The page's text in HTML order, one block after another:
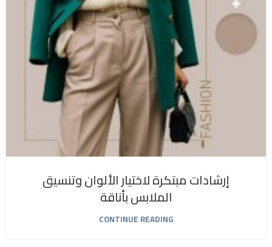
إرشادات مبتكرة لاختيار الألوان وتنسيق
الملابس بأناقة
CONTINUE READING